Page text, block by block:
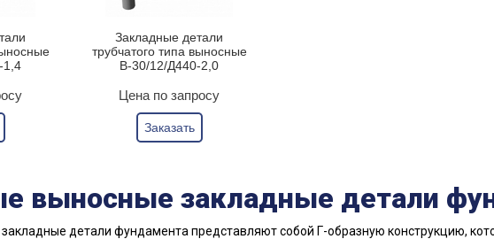
1,4
Закладные детали
трубчатого типа выносные
В-30/12/Д440-2,0
Цена по запросу
Заказать
выносные закладные детали
детали фундамента представляют собой Г-образную конструкцию,